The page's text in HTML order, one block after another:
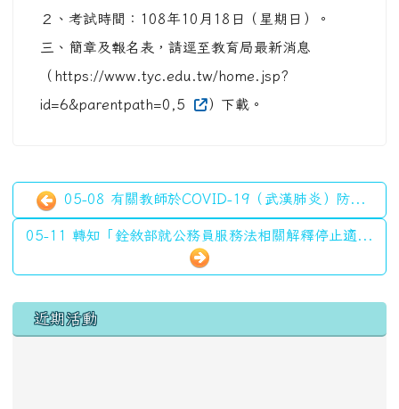
２、考試時間：108年10月18日（星期日）。
三、簡章及報名表，請逕至教育局最新消息
（https://www.tyc.edu.tw/home.jsp?
id=6&parentpath=0,5
）下載。
05-08 有關教師於COVID-19（武漢肺炎）防...
05-11 轉知「銓敘部就公務員服務法相關解釋停止適...
左邊區域內容
近期活動